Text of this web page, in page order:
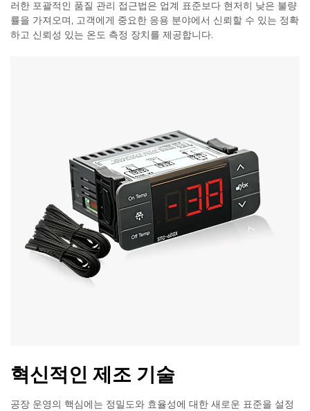
러한 포괄적인 품질 관리 접근법은 업계 표준보다 현저히 낮은 불량
률을 가져오며, 고객에게 중요한 응용 분야에서 신뢰할 수 있는 정확
하고 신뢰성 있는 온도 측정 장치를 제공합니다.
혁신적인 제조 기술
공장 운영의 핵심에는 정밀도와 효율성에 대한 새로운 표준을 설정